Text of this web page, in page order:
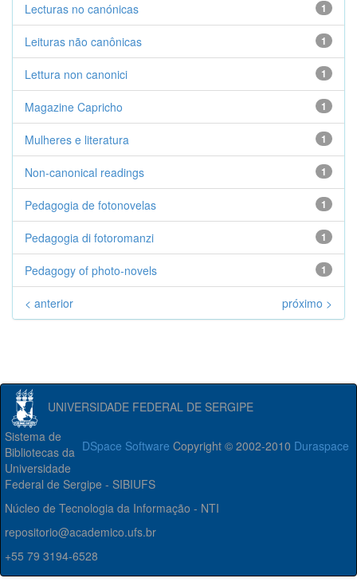
1
Lecturas no canónicas
1
Leituras não canônicas
1
Lettura non canonici
1
Magazine Capricho
1
Mulheres e literatura
1
Non-canonical readings
1
Pedagogia de fotonovelas
1
Pedagogia di fotoromanzi
1
Pedagogy of photo-novels
< anterior próximo >
UNIVERSIDADE FEDERAL DE SERGIPE
DSpace Software Copyright © 2002-2010 Duraspace
Sistema de
Bibliotecas da
Universidade
Federal de Sergipe - SIBIUFS
Núcleo de Tecnologia da Informação - NTI
repositorio@academico.ufs.br
+55 79 3194-6528